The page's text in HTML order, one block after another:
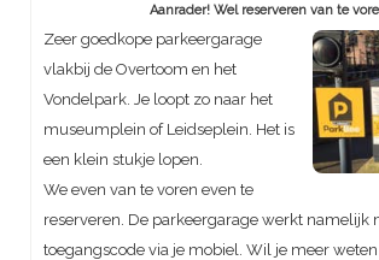
Aanrader! Wel reserveren van te
Zeer goedkope parkeergarage
vlakbij de Overtoom en het
Vondelpark. Je loopt zo naar het
museumplein of Leidseplein. Het is
een klein stukje lopen.
We even van te voren even te
reserveren. De parkeergarage werkt namelijk
toegangscode via je mobiel. Wil je meer